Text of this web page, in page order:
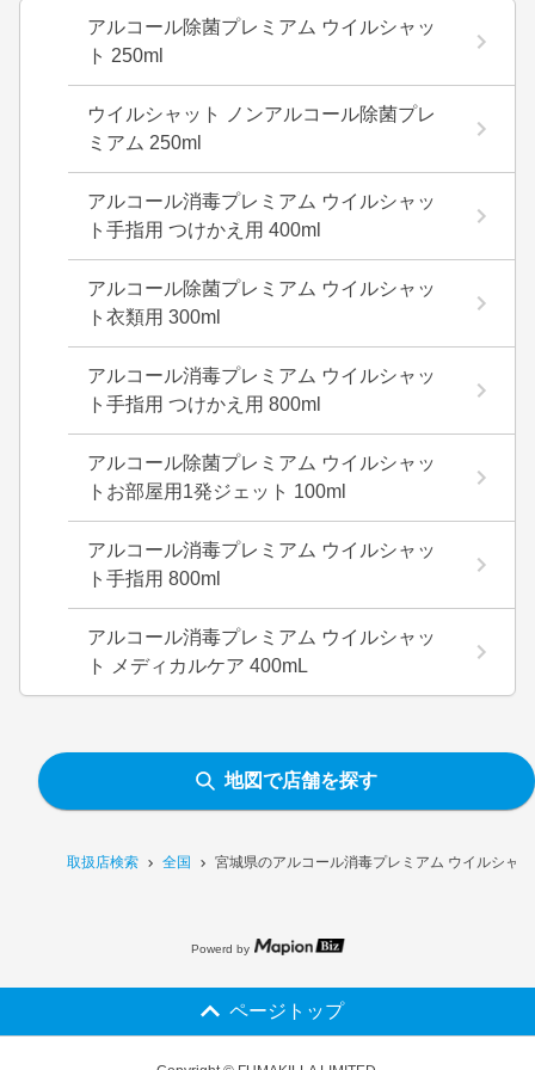
取扱店検索 全国 宮城県のアルコール消毒プレミアム ウイルシャ
アルコール除菌プレミアム ウイルシャッ
ト 250ml
ウイルシャット ノンアルコール除菌プレ
ミアム 250ml
アルコール消毒プレミアム ウイルシャッ
ト手指用 つけかえ用 400ml
アルコール除菌プレミアム ウイルシャッ
ト衣類用 300ml
アルコール消毒プレミアム ウイルシャッ
ト手指用 つけかえ用 800ml
アルコール除菌プレミアム ウイルシャッ
トお部屋用1発ジェット 100ml
アルコール消毒プレミアム ウイルシャッ
ト手指用 800ml
アルコール消毒プレミアム ウイルシャッ
ト メディカルケア 400mL
地図で店舗を探す
Powerd by
ページトップ